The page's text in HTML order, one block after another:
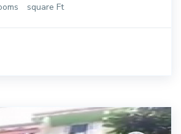
square Ft